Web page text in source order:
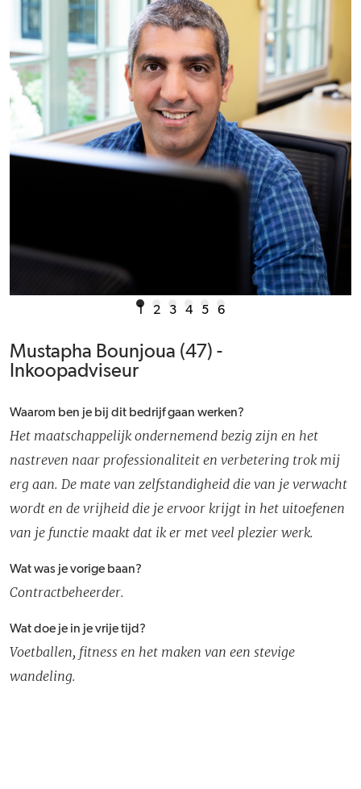
1 2 3 4 5 6
Mustapha Bounjoua (47) -
Inkoopadviseur
Waarom ben je bij dit bedrijf gaan werken?
Het maatschappelijk ondernemend bezig zijn en het
nastreven naar professionaliteit en verbetering trok mij
erg aan. De mate van zelfstandigheid die van je verwacht
wordt en de vrijheid die je ervoor krijgt in het uitoefenen
van je functie maakt dat ik er met veel plezier werk.
Wat was je vorige baan?
Contractbeheerder.
Wat doe je in je vrije tijd?
Voetballen, fitness en het maken van een stevige
wandeling.